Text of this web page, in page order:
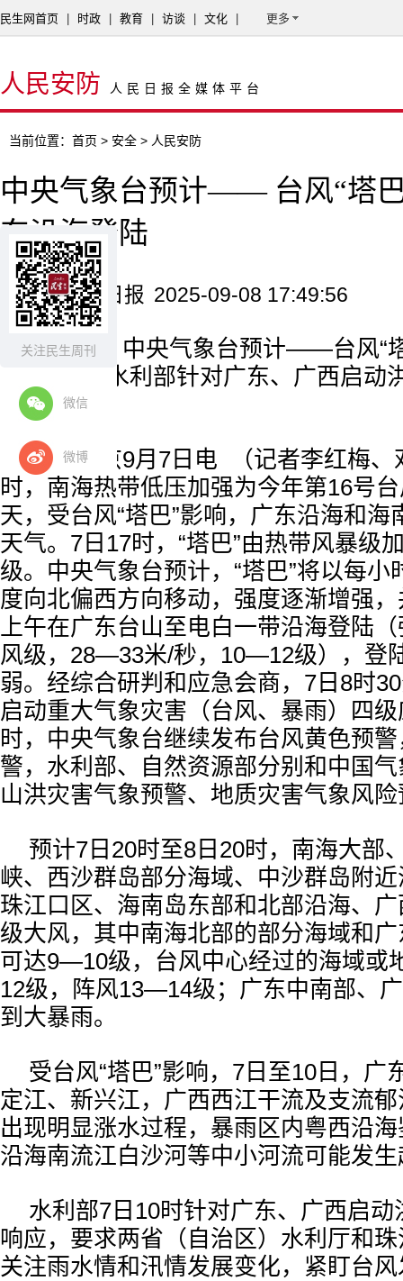
关注民生周刊
微信
微博
民生网首页 时政 教育 访谈 文化 更多
人民安防 人民日报全媒体平台
当前位置： 首页 > 安全 > 人民安防
中央气象台预计—— 台风“塔
东沿海登陆
来源：人民日报 2025-09-08 17:49:56
原标题：中央气象台预计——台风“
沿海登陆 水利部针对广东、广西启
响应
本报北京9月7日电 （记者李红梅、
时，南海热带低压加强为今年第16号台
天，受台风“塔巴”影响，广东沿海和海
天气。7日17时，“塔巴”由热带风暴级
级。中央气象台预计，“塔巴”将以每小
度向北偏西方向移动，强度逐渐增强
上午在广东台山至电白一带沿海登陆
风级，28—33米/秒，10—12级），登
弱。经综合研判和应急会商，7日8时
启动重大气象灾害（台风、暴雨）四
时，中央气象台继续发布台风黄色预
警，水利部、自然资源部分别和中国
山洪灾害气象预警、地质灾害气象风
预计7日20时至8日20时，南海大部
峡、西沙群岛部分海域、中沙群岛附
珠江口区、海南岛东部和北部沿海、
级大风，其中南海北部的部分海域和
可达9—10级，台风中心经过的海域或
12级，阵风13—14级；广东中南部、
到大暴雨。
受台风“塔巴”影响，7日至10日，广
定江、新兴江，广西西江干流及支流
出现明显涨水过程，暴雨区内粤西沿
沿海南流江白沙河等中小河流可能发
水利部7日10时针对广东、广西启
响应，要求两省（自治区）水利厅和
关注雨水情和汛情发展变化，紧盯台